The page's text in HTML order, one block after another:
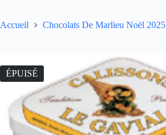
Accueil Chocolats De Marlieu Noël 2025
ÉPUISÉ